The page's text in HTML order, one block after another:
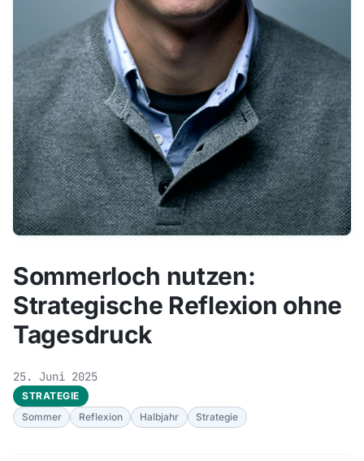
Sommerloch nutzen:
Strategische Reflexion ohne
Tagesdruck
25. Juni 2025
STRATEGIE
Sommer
Reflexion Halbjahr Strategie